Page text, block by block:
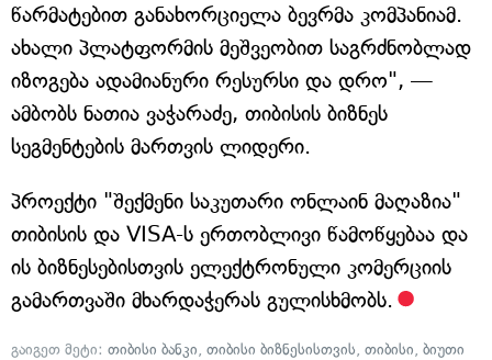
წარმატებით განახორციელა ბევრმა კომპანიამ.
ახალი პლატფორმის მეშვეობით საგრძნობლად
იზოგება ადამიანური რესურსი და დრო", —
ამბობს ნათია ვაჭარაძე, თიბისის ბიზნეს
სეგმენტების მართვის ლიდერი.
პროექტი "შექმენი საკუთარი ონლაინ მაღაზია"
თიბისის და VISA-ს ერთობლივი წამოწყებაა და
ის ბიზნესებისთვის ელექტრონული კომერციის
გამართვაში მხარდაჭერას გულისხმობს.
გაიგეთ მეტი: თიბისი ბანკი, თიბისი ბიზნესისთვის, თიბისი, ბიუთი